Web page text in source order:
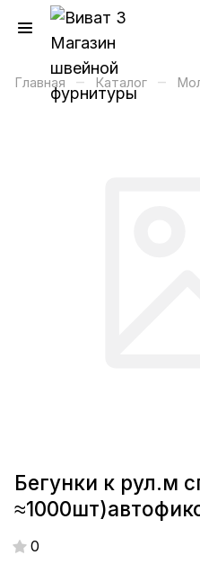
Главная – Каталог –
Бегунки к рул.м
0